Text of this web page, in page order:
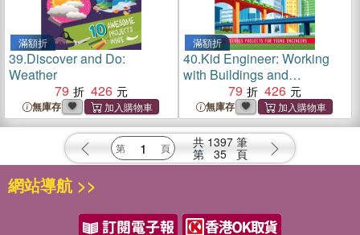
滿額折
39.Discover and Do:
Weather
79
426
無庫存
滿額折
40.Kid Engineer: Working
with Buildings and
Structures
79 426
無庫存
共 1397 筆
第 35 頁
網站導航 >>